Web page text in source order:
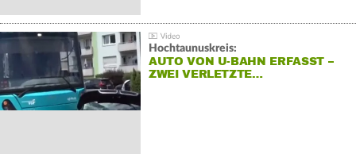
Hochtaunuskreis:
AUTO VON U-BAHN ERFASST –
ZWEI VERLETZTE…